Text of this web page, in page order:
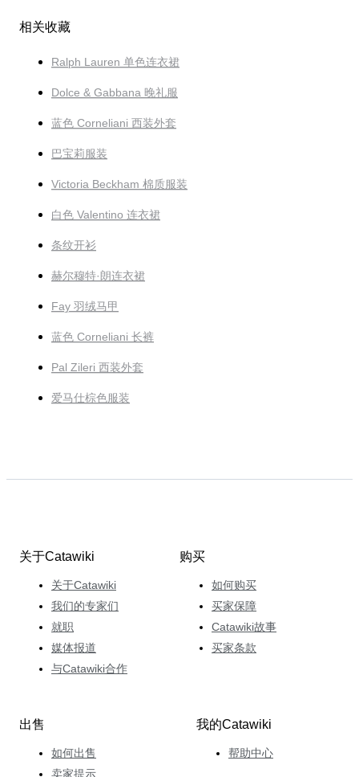
相关收藏
Ralph Lauren 单色连衣裙
Dolce & Gabbana 晚礼服
蓝色 Corneliani 西装外套
巴宝莉服装
Victoria Beckham 棉质服装
白色 Valentino 连衣裙
条纹开衫
赫尔穆特·朗连衣裙
Fay 羽绒马甲
蓝色 Corneliani 长裤
Pal Zileri 西装外套
爱马仕棕色服装
关于Catawiki
关于Catawiki
我们的专家们
就职
媒体报道
与Catawiki合作
购买
如何购买
买家保障
Catawiki故事
买家条款
出售
如何出售
卖家提示
我的Catawiki
帮助中心